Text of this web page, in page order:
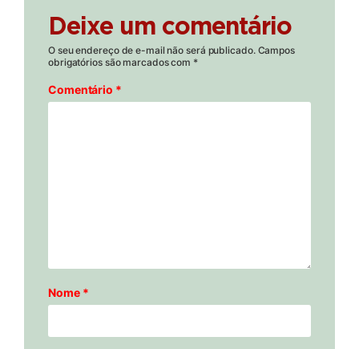
Deixe um comentário
O seu endereço de e-mail não será publicado. Campos
obrigatórios são marcados com *
Comentário *
Nome *